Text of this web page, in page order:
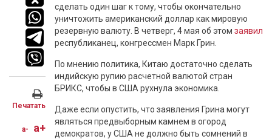
Печатать
a- a+
сделать один шаг к тому, чтобы окончательно
уничтожить американский доллар как мировую
резервную валюту. В четверг, 4 мая об этом заявил
республиканец, конгрессмен Марк Грин.
По мнению политика, Китаю достаточно сделать
индийскую рупию расчетной валютой стран
БРИКС, чтобы в США рухнула экономика.
Даже если опустить, что заявления Грина могут
являться предвыборным камнем в огород
демократов, у США не должно быть сомнений в